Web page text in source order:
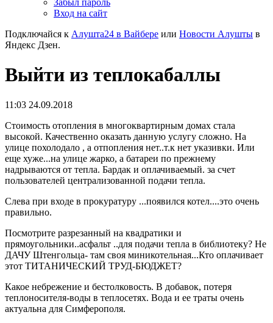
Забыл пароль
Вход на сайт
Подключайся к Алушта24 в Вайбере или Новости Алушты в
Яндекс Дзен.
Выйти из теплокабаллы
11:03 24.09.2018
Стоимость отопления в многоквартирным домах стала
высокой. Качественно оказать данную услугу сложно. На
улице похолодало , а отпопления нет..т.к нет указивки. Или
еще хуже...на улице жарко, а батареи по прежнему
надрываются от тепла. Бардак и оплачиваемый. за счет
пользователей централизованной подачи тепла.
Слева при входе в прокуратуру ...появился котел....это очень
правильно.
Посмотрите разрезанный на квадратики и
прямоугольники..асфальт ..для подачи тепла в библиотеку? Не
ДАЧУ Штенгольца- там своя миникотельная...Кто оплачивает
этот ТИТАНИЧЕСКИЙ ТРУД-БЮДЖЕТ?
Какое небрежение и бестолковость. В добавок, потеря
теплоносителя-воды в теплосетях. Вода и ее траты очень
актуальна для Симферополя.